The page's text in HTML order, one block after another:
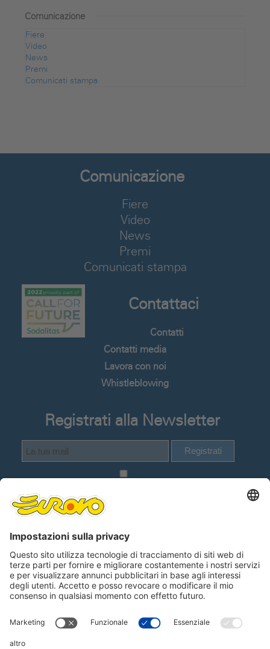
Comunicazione
Fiere
Video
News
Premi
Comunicati stampa
Comunicazione
Fiere
Video
News
Premi
Comunicati stampa
Contattaci
Contatti
Contatti media
Lavora con noi
Whistleblowing
Registrati alla Newsletter
Registrati
laInformativa Privacy Utenti del sito web
Lingue